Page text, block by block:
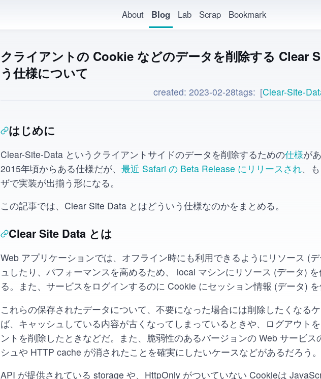
About Blog Lab Scrap Bookmark
クライアントの Cookie などのデータを削除する Clear
う仕様について
created:2023-02-28tags: Clear-Site-
はじめに
Clear-Site-Data というクライアントサイドのデータを削除するための仕様が
2015年頃からある仕様だが、 最近 Safari の Beta Release にリリースされ、
ザで実装が出揃う形になる。
この記事では、Clear Site Data とはどういう仕様なのかをまとめる。
Clear Site Data とは
Web アプリケーションでは、オフライン時にも利用できるようにリソース (
ュしたり、パフォーマンスを高めるため、 local マシンにリソース (データ)
る。また、サービスをログインするのに Cookie にセッション情報 (データ) を
これらの保存されたデータについて、不要になった場合には削除したくなる
ば、キャッシュしている内容が古くなってしまっているときや、ログアウト
ントを削除したときなどだ。また、脆弱性のあるバージョンの Web サービス
シュや HTTP cache が消されたことを確実にしたいケースなどがあるだろう。
API が提供されている storage や、HttpOnly がついていない Cookieは